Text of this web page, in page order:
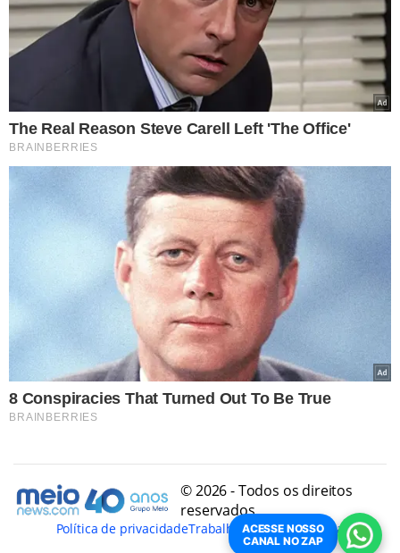
© 2026 - Todos os direitos
reservados
Política de privacidadeTrabalhe ConoscoConheça
ACESSE NOSSO
CANAL NO ZAP